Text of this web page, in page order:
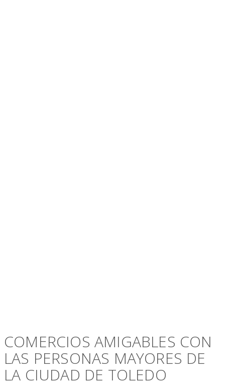
COMERCIOS AMIGABLES CON
LAS PERSONAS MAYORES DE
LA CIUDAD DE TOLEDO